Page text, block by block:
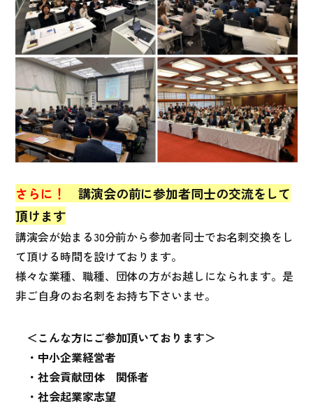
さらに！ 講演会の前に参加者同士の交流をして
頂けます
講演会が始まる30分前から参加者同士でお名刺交換をし
て頂ける時間を設けております。
様々な業種、職種、団体の方がお越しになられます。是
非ご自身のお名刺をお持ち下さいませ。
＜こんな方にご参加頂いております＞
・中小企業経営者
・社会貢献団体 関係者
・社会起業家志望